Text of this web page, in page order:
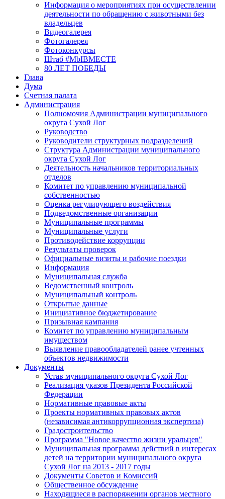
Информация о мероприятиях при осуществлении
деятельности по обращению с животными без
владельцев
Видеогалерея
Фотогалерея
Фотоконкурсы
Штаб #MbIBMECTE
80 ЛЕТ ПОБЕДЫ
Глава
Дума
Счетная палата
Администрация
Полномочия Администрации муниципального
округа Сухой Лог
Руководство
Руководители структурных подразделений
Структура Администрации муниципального
округа Сухой Лог
Деятельность начальников территориальных
отделов
Комитет по управлению муниципальной
собственностью
Оценка регулирующего воздействия
Подведомственные организации
Муниципальные программы
Муниципальные услуги
Противодействие коррупции
Результаты проверок
Официальные визиты и рабочие поездки
Информация
Муниципальная служба
Ведомственный контроль
Муниципальный контроль
Открытые данные
Инициативное бюджетирование
Призывная кампания
Комитет по управлению муниципальным
имуществом
Выявление правообладателей ранее учтенных
объектов недвижимости
Документы
Устав муниципального округа Сухой Лог
Реализация указов Президента Российской
Федерации
Нормативные правовые акты
Проекты нормативных правовых актов
(независимая антикоррупционная экспертиза)
Градостроительство
Программа "Новое качество жизни уральцев"
Муниципальная программа действий в интересах
детей на территории муниципального округа
Сухой Лог на 2013 - 2017 годы
Документы Советов и Комиссий
Общественное обсуждение
Находящиеся в распоряжении органов местного